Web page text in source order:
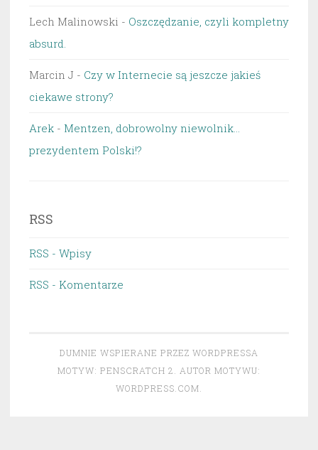
Lech Malinowski - Oszczędzanie, czyli kompletny
absurd.
Marcin J - Czy w Internecie są jeszcze jakieś
ciekawe strony?
Arek - Mentzen, dobrowolny niewolnik…
prezydentem Polski!?
RSS
RSS - Wpisy
RSS - Komentarze
DUMNIE WSPIERANE PRZEZ WORDPRESSA
MOTYW: PENSCRATCH 2. AUTOR MOTYWU:
WORDPRESS.COM.